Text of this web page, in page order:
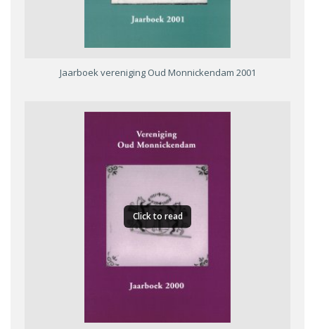
Jaarboek vereniging Oud Monnickendam 2001
Click to read